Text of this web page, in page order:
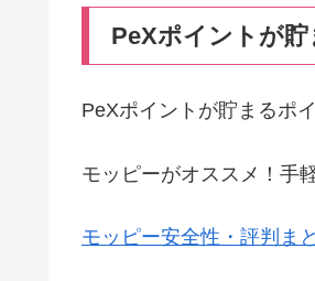
PeXポイントが
PeXポイントが貯まるポ
モッピーがオススメ！手
モッピー安全性・評判ま